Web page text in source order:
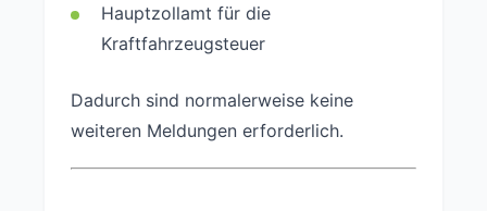
Hauptzollamt für die
Kraftfahrzeugsteuer
Dadurch sind normalerweise keine
weiteren Meldungen erforderlich.